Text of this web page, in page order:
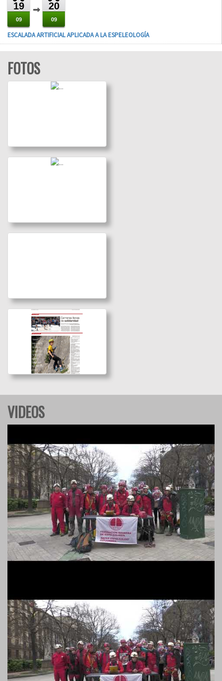
19
09
20
09
ESCALADA ARTIFICIAL APLICADA A LA ESPELEOLOGÍA
FOTOS
Exposición sobre "El
Hombre de Loizu"
VIDEOS